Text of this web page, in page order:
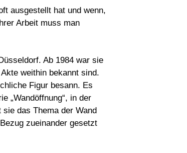
ausgestellt hat und wenn,
Arbeit muss man
Ab 1984 war sie
weithin bekannt sind.
Figur besann. Es
„Wandöffnung“, in der
das Thema der Wand
zueinander gesetzt